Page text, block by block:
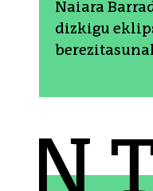
Naiara
dizkigu